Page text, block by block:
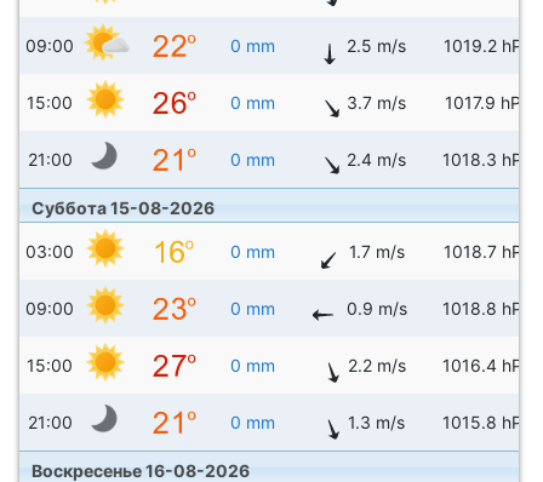
09:00 0 mm 2.5 m/s 1019.2 hPa
15:00 0 mm 3.7 m/s 1017.9 hPa
21:00 0 mm 2.4 m/s 1018.3 hPa
Суббота 15-08-2026
03:00 0 mm 1.7 m/s 1018.7 hPa
09:00 0 mm 0.9 m/s 1018.8 hPa
15:00 0 mm 2.2 m/s 1016.4 hPa
21:00 0 mm 1.3 m/s 1015.8 hPa
Воскресенье 16-08-2026